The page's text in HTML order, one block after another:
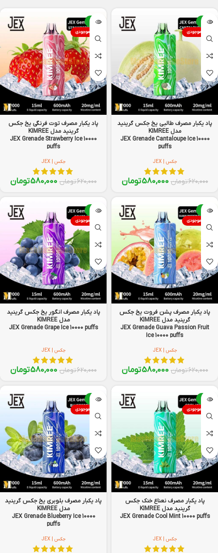
-6%
اتمام موجودی
پاد یکبار مصرف طالبی یخ جکس گرینید
مدل KIMREE
JEX Grenade Cantaloupe Ice 10000
puffs
جکس | JEX
620,000تومان 580,000تومان
-6%
اتمام موجودی
پاد یکبار مصرف توت فرنگی یخ جکس
گرینید مدل KIMREE
JEX Grenade Strawberry Ice 10000
puffs
جکس | JEX
620,000تومان 580,000تومان
-6%
اتمام موجودی
پاد یکبار مصرف پشن فروت یخ جکس
گرینید مدل KIMREE
JEX Grenade Guava Passion Fruit
Ice 10000 puffs
جکس | JEX
620,000تومان 580,000تومان
-6%
اتمام موجودی
پاد یکبار مصرف انگور یخ جکس گرینید
مدل KIMREE
JEX Grenade Grape Ice 10000 puffs
جکس | JEX
620,000تومان 580,000تومان
-6%
اتمام موجودی
پاد یکبار مصرف نعناع خنک جکس
گرینید مدل KIMREE
JEX Grenade Cool Mint 10000 puffs
جکس | JEX
-6%
اتمام موجودی
پاد یکبار مصرف بلوبری یخ جکس گرینید
مدل KIMREE
JEX Grenade Blueberry Ice 10000
puffs
جکس | JEX